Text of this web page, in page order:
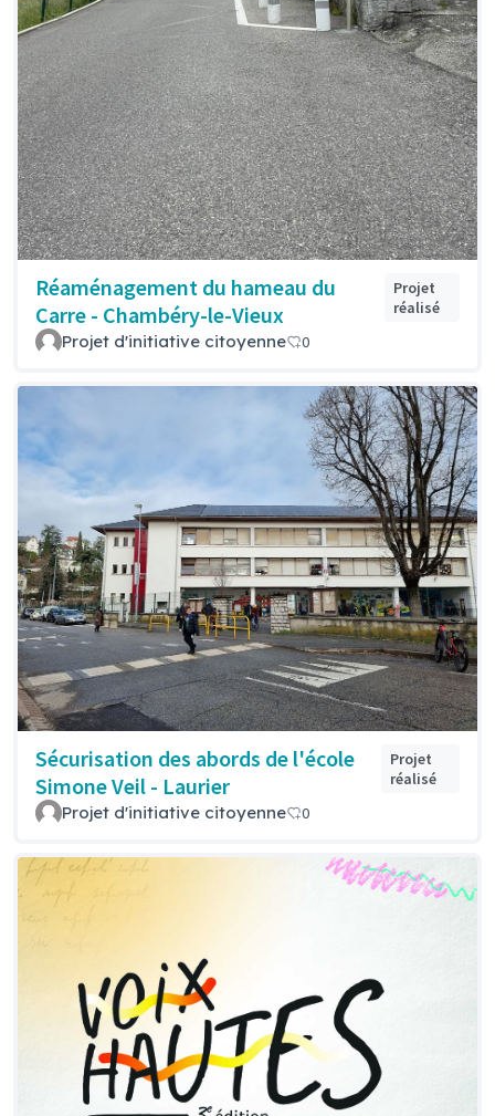
Réaménagement du hameau du
Carre - Chambéry-le-Vieux
Projet
réalisé
Projet d'initiative citoyenne 0
Sécurisation des abords de l'école
Simone Veil - Laurier
Projet
réalisé
Projet d'initiative citoyenne 0